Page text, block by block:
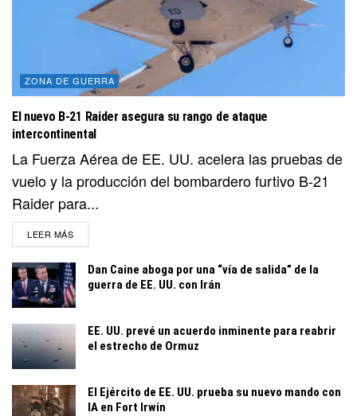
ZONA DE GUERRA
El nuevo B-21 Raider asegura su rango de ataque
intercontinental
La Fuerza Aérea de EE. UU. acelera las pruebas de
vuelo y la producción del bombardero furtivo B-21
Raider para...
LEER MÁSDETAILS
Dan Caine aboga por una “vía de salida” de la
guerra de EE. UU. con Irán
EE. UU. prevé un acuerdo inminente para reabrir
el estrecho de Ormuz
El Ejército de EE. UU. prueba su nuevo mando con
IA en Fort Irwin